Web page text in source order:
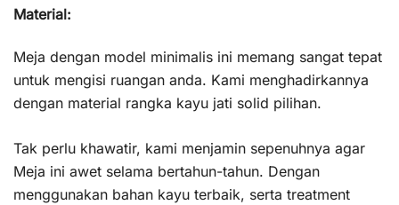
Material:
Meja dengan model minimalis ini memang sangat tepat
untuk mengisi ruangan anda. Kami menghadirkannya
dengan material rangka kayu jati solid pilihan.
Tak perlu khawatir, kami menjamin sepenuhnya agar
Meja ini awet selama bertahun-tahun. Dengan
menggunakan bahan kayu terbaik, serta treatment